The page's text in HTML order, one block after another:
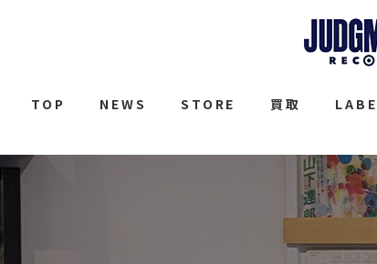
TOP NEWS STORE 買取